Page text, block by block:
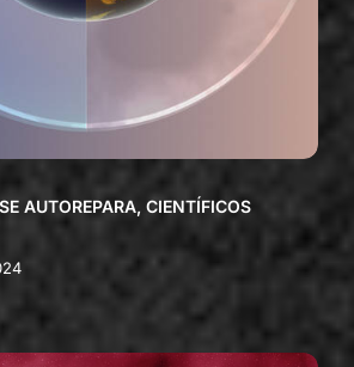
AUTOREPARA, CIENTÍFICOS